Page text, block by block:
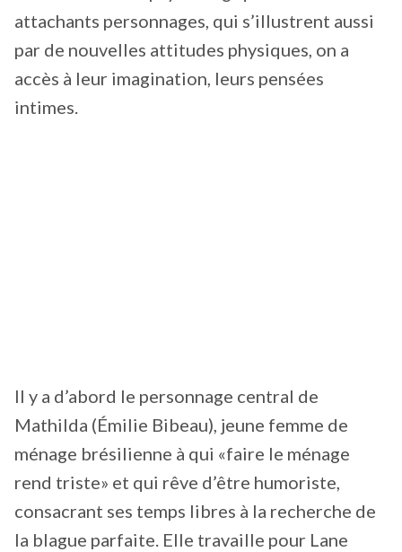
attachants personnages, qui s’illustrent aussi
par de nouvelles attitudes physiques, on a
accès à leur imagination, leurs pensées
intimes.
Il y a d’abord le personnage central de
Mathilda (Émilie Bibeau), jeune femme de
ménage brésilienne à qui «faire le ménage
rend triste» et qui rêve d’être humoriste,
consacrant ses temps libres à la recherche de
la blague parfaite. Elle travaille pour Lane